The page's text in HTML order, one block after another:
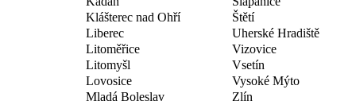
Klášterec nad Ohří
Liberec
Litoměřice
Litomyšl
Lovosice
Mladá Boleslav
Štětí
Uherské Hradiště
Vizovice
Vsetín
Vysoké Mýto
Zlín